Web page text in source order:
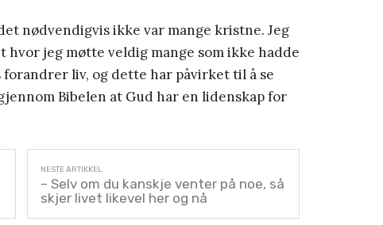
nødvendigvis ikke var mange kristne. Jeg
jeg møtte veldig mange som ikke hadde
liv, og dette har påvirket til å se
Bibelen at Gud har en lidenskap for
– Selv om du kanskje venter på noe, så
skjer livet likevel her og nå